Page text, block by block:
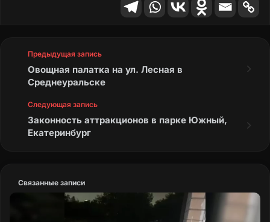
Предыдущая запись
Овощная палатка на ул. Лесная в
Среднеуральске
Следующая запись
Законность аттракционов в парке Южный,
Екатеринбург
Связанные записи